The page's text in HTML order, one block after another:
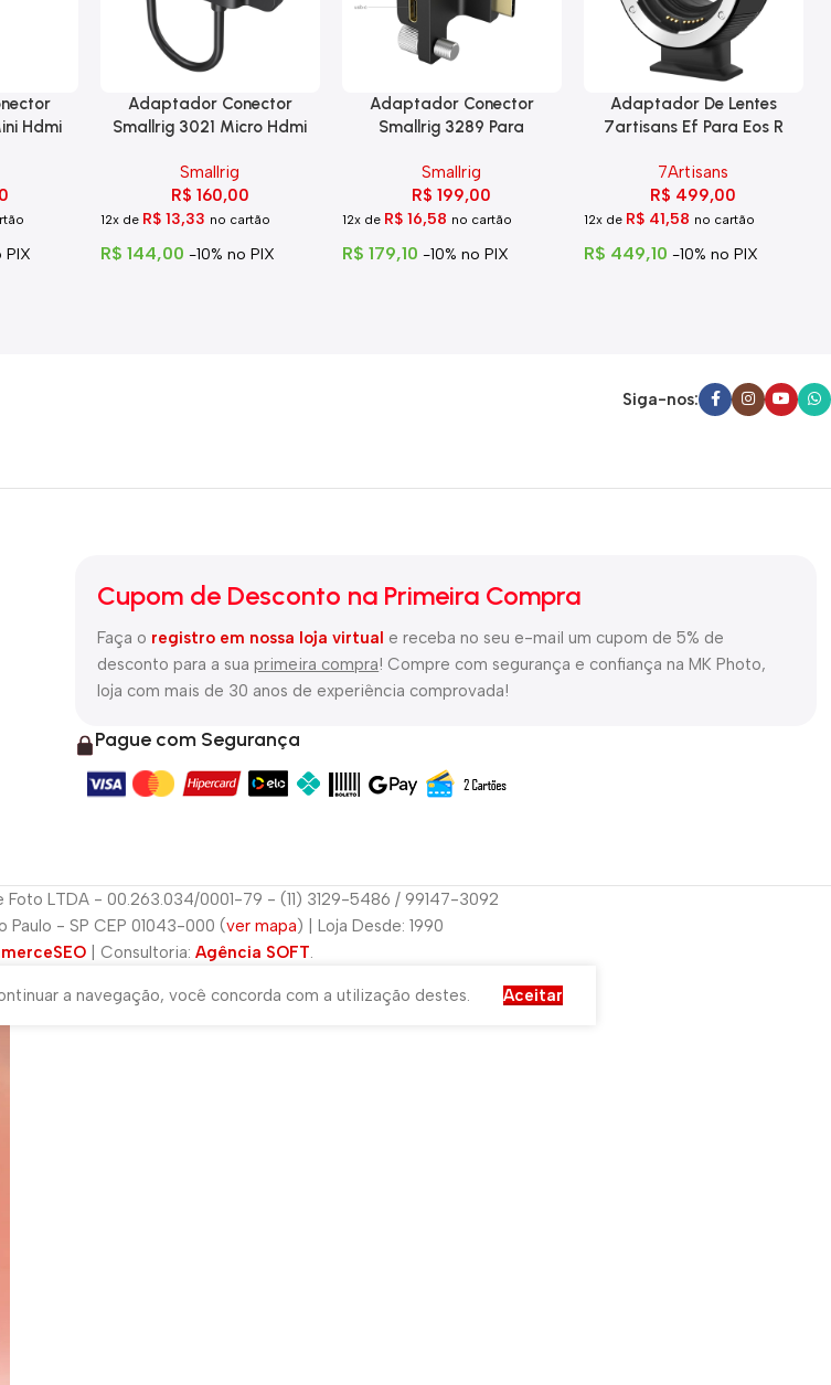
Hdmi
PIX
Adaptador Conector
Smallrig 3021 Micro Hdmi
Smallrig
R$ 160,00
12x de R$13,33 no cartão
R$ 144,00 -10% no PIX
Adaptador Conector
Smallrig 3289 Para
Smallrig
R$ 199,00
12x de R$16,58 no cartão
R$ 179,10 -10% no PIX
Adaptador De Lentes
7artisans Ef Para Eos R
7Artisans
R$ 499,00
12x de R$41,58 no cartão
R$ 449,10 -10% no PIX
Siga-nos:
Cupom de Desconto na Primeira Compra
Faça o registro em nossa loja virtual e receba no seu e-mail um cupom de 5% de
desconto para a suaprimeira compra! Compre com segurança e confiança na MK Photo,
loja com mais de 30 anos de experiência comprovada!
Pague com Segurança
LTDA - 00.263.034/0001-79 - (11) 3129-5486 / 99147-3092
Paulo - SP CEP 01043-000 (ver mapa) | Loja Desde: 1990
| Consultoria: Agência SOFT.
a navegação, você concorda com a utilização destes. Aceitar